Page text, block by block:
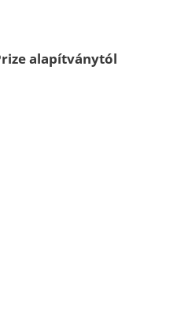
alapítványtól